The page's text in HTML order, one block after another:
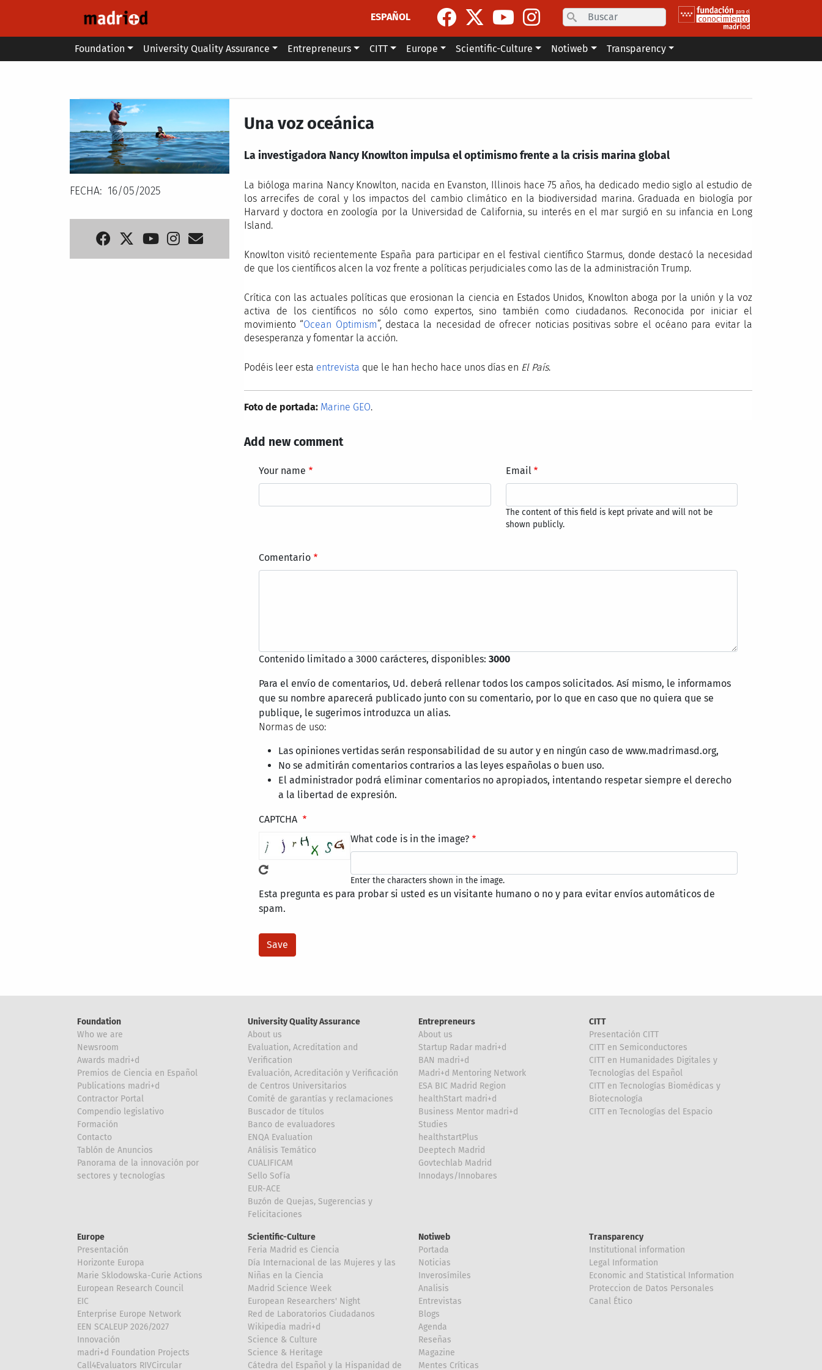
ESPAÑOL
Search
Main menu
Foundation University Quality Assurance Entrepreneurs CITT Europe Scientific-Culture Notiweb Transparency
FECHA 16/05/2025
Una voz oceánica
La investigadora Nancy Knowlton impulsa el optimismo frente a la crisis marina global
La bióloga marina Nancy Knowlton, nacida en Evanston, Illinois hace 75 años, ha dedicado medio siglo al estudio de
los arrecifes de coral y los impactos del cambio climático en la biodiversidad marina. Graduada en biología por
Harvard y doctora en zoología por la Universidad de California, su interés en el mar surgió en su infancia en Long
Island.
Knowlton visitó recientemente España para participar en el festival científico Starmus, donde destacó la necesidad
de que los científicos alcen la voz frente a políticas perjudiciales como las de la administración Trump.
Crítica con las actuales políticas que erosionan la ciencia en Estados Unidos, Knowlton aboga por la unión y la voz
activa de los científicos no sólo como expertos, sino también como ciudadanos. Reconocida por iniciar el
movimiento “Ocean Optimism”, destaca la necesidad de ofrecer noticias positivas sobre el océano para evitar la
desesperanza y fomentar la acción.
Podéis leer esta entrevista que le han hecho hace unos días en El País.
Foto de portada: Marine GEO.
Add new comment
Your name Email
The content of this field is kept private and will not be
shown publicly.
Comentario
Contenido limitado a 3000 carácteres, disponibles: 3000
Para el envío de comentarios, Ud. deberá rellenar todos los campos solicitados. Así mismo, le informamos
que su nombre aparecerá publicado junto con su comentario, por lo que en caso que no quiera que se
publique, le sugerimos introduzca un alias.
Normas de uso:
Las opiniones vertidas serán responsabilidad de su autor y en ningún caso de www.madrimasd.org,
No se admitirán comentarios contrarios a las leyes españolas o buen uso.
El administrador podrá eliminar comentarios no apropiados, intentando respetar siempre el derecho
a la libertad de expresión.
CAPTCHA
What code is in the image?
Enter the characters shown in the image.
Esta pregunta es para probar si usted es un visitante humano o no y para evitar envíos automáticos de
spam.
Foundation
Who we are
Newsroom
Awards madri+d
Premios de Ciencia en Español
Publications madri+d
Contractor Portal
Compendio legislativo
Formación
Contacto
Tablón de Anuncios
Panorama de la innovación por
sectores y tecnologías
University Quality Assurance
About us
Evaluation, Acreditation and
Verification
Evaluación, Acreditación y Verificación
de Centros Universitarios
Comité de garantías y reclamaciones
Buscador de títulos
Banco de evaluadores
ENQA Evaluation
Análisis Temático
CUALIFICAM
Sello Sofía
EUR-ACE
Buzón de Quejas, Sugerencias y
Felicitaciones
Entrepreneurs
About us
Startup Radar madri+d
BAN madri+d
Madri+d Mentoring Network
ESA BIC Madrid Region
healthStart madri+d
Business Mentor madri+d
Studies
healthstartPlus
Deeptech Madrid
Govtechlab Madrid
Innodays/Innobares
CITT
Presentación CITT
CITT en Semiconductores
CITT en Humanidades Digitales y
Tecnologías del Español
CITT en Tecnologías Biomédicas y
Biotecnología
CITT en Tecnologías del Espacio
Europe
Presentación
Horizonte Europa
Marie Sklodowska-Curie Actions
European Research Council
EIC
Enterprise Europe Network
EEN SCALEUP 2026/2027
Innovación
madri+d Foundation Projects
Call4Evaluators RIVCircular
Scientific-Culture
Feria Madrid es Ciencia
Día Internacional de las Mujeres y las
Niñas en la Ciencia
Madrid Science Week
European Researchers' Night
Red de Laboratorios Ciudadanos
Wikipedia madri+d
Science & Culture
Science & Heritage
Cátedra del Español y la Hispanidad de
Notiweb
Portada
Noticias
Inverosímiles
Analisis
Entrevistas
Blogs
Agenda
Reseñas
Magazine
Mentes Críticas
Transparency
Institutional information
Legal Information
Economic and Statistical Information
Proteccion de Datos Personales
Canal Ético